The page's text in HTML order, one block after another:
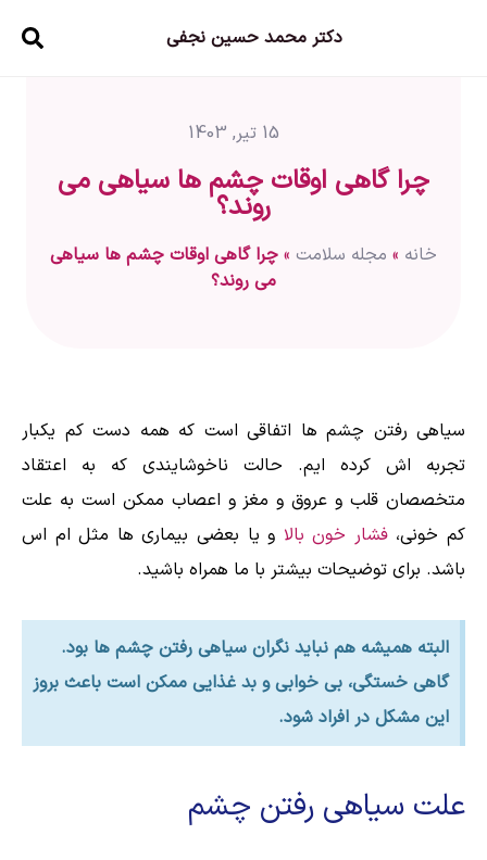
دکتر محمد حسین نجفی
15 تیر, 1403
چرا گاهی اوقات چشم ها سیاهی می
روند؟
خانه » مجله سلامت » چرا گاهی اوقات چشم ها سیاهی
می روند؟
سیاهی رفتن چشم ها اتفاقی است که همه دست کم یکبار
تجربه اش کرده ایم. حالت ناخوشایندی که به اعتقاد
متخصصان قلب و عروق و مغز و اعصاب ممکن است به علت
کم خونی، فشار خون بالا و یا بعضی بیماری ها مثل ام اس
باشد. برای توضیحات بیشتر با ما همراه باشید.
البته همیشه هم نباید نگران سیاهی رفتن چشم ها بود.
گاهی خستگی، بی خوابی و بد غذایی ممکن است باعث بروز
این مشکل در افراد شود.
علت سیاهی رفتن چشم